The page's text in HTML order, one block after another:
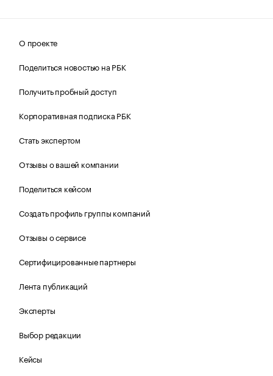
О проекте
Поделиться новостью на РБК
Получить пробный доступ
Корпоративная подписка РБК
Стать экспертом
Отзывы о вашей компании
Поделиться кейсом
Создать профиль группы компаний
Отзывы о сервисе
Сертифицированные партнеры
Лента публикаций
Эксперты
Выбор редакции
Кейсы